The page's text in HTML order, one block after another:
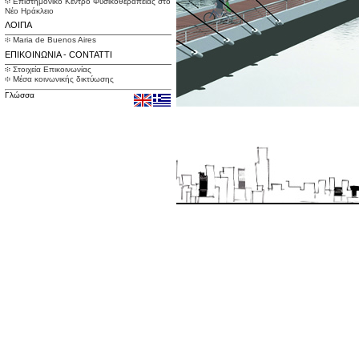
Νέο Ηράκλειο
ΛΟΙΠΑ
፨ Maria de Buenos Aires
ΕΠΙΚΟΙΝΩΝΙΑ - CONTATTI
፨ Στοιχεία Επικοινωνίας
፨ Μέσα κοινωνικής δικτύωσης
Γλώσσα